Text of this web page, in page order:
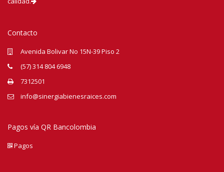
Contacto
Avenida Bolivar No 15N-39 Piso 2
(57) 314 804 6948
7312501
info@sinergiabienesraices.com
Pagos vía QR Bancolombia
Pagos